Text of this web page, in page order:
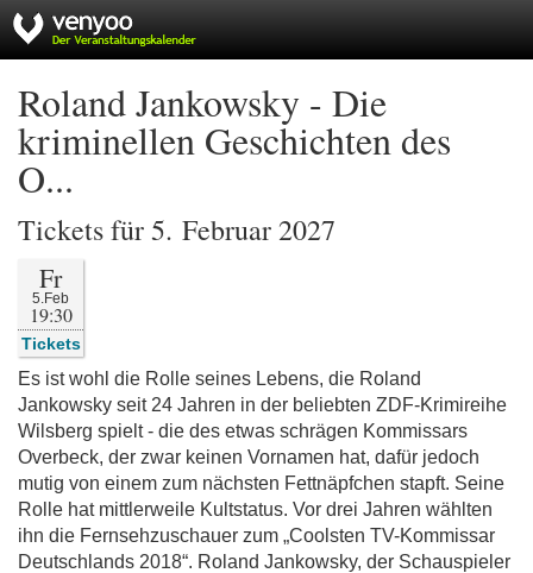
Roland Jankowsky - Die
kriminellen Geschichten des
O...
Tickets für 5. Februar 2027
Fr
5.Feb
19:30
Tickets
Es ist wohl die Rolle seines Lebens, die Roland
Jankowsky seit 24 Jahren in der beliebten ZDF-Krimireihe
Wilsberg spielt - die des etwas schrägen Kommissars
Overbeck, der zwar keinen Vornamen hat, dafür jedoch
mutig von einem zum nächsten Fettnäpfchen stapft. Seine
Rolle hat mittlerweile Kultstatus. Vor drei Jahren wählten
ihn die Fernsehzuschauer zum „Coolsten TV-Kommissar
Deutschlands 2018“. Roland Jankowsky, der Schauspieler